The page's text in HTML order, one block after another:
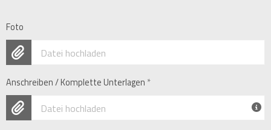
Foto
Datei hochladen
Anschreiben / Komplette Unterlagen *
Datei hochladen